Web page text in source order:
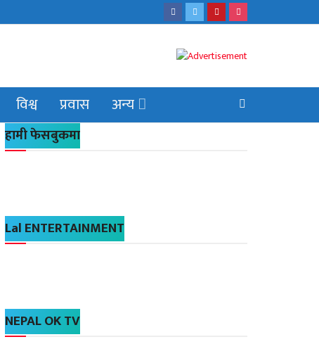
विश्व प्रवास अन्य
हामी फेसबुकमा
Lal ENTERTAINMENT
NEPAL OK TV